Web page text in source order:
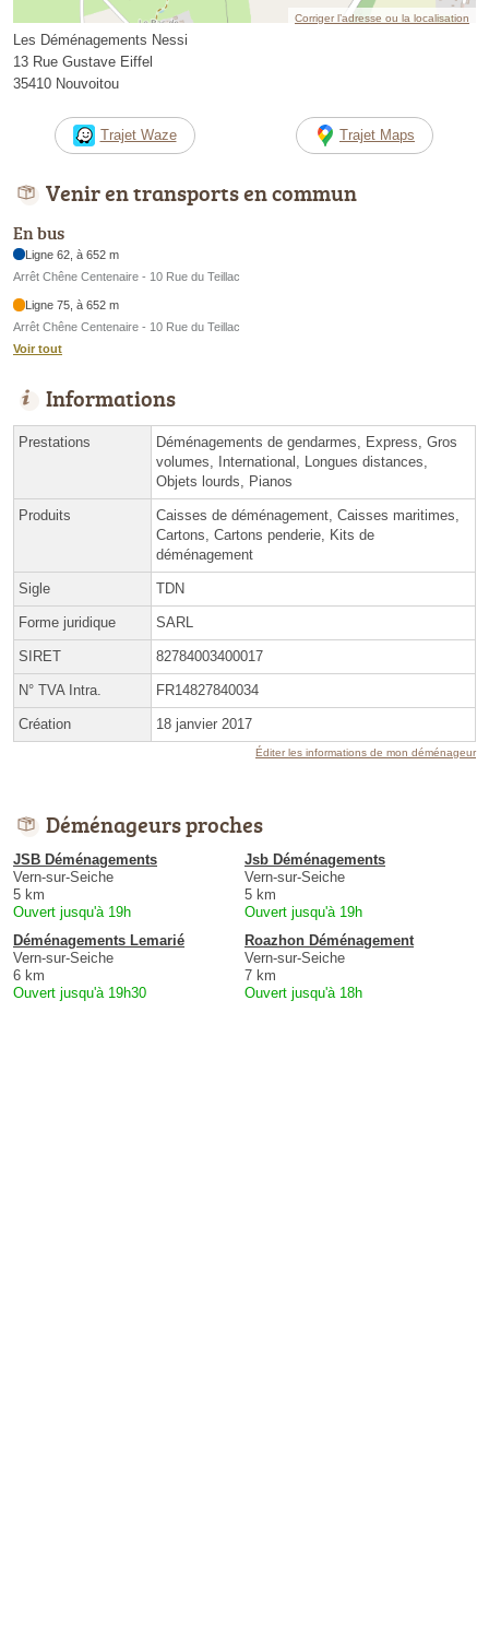
Corriger l’adresse ou la localisation
Les Déménagements Nessi
13 Rue Gustave Eiffel
35410 Nouvoitou
Trajet Waze Trajet Maps
Venir en transports en commun
En bus
Ligne 62, à 652 m
Arrêt Chêne Centenaire - 10 Rue du Teillac
Ligne 75, à 652 m
Arrêt Chêne Centenaire - 10 Rue du Teillac
Voir tout
Informations
Prestations
Déménagements de gendarmes, Express, Gros
volumes, International, Longues distances,
Objets lourds, Pianos
Produits
Caisses de déménagement, Caisses maritimes,
Cartons, Cartons penderie, Kits de
déménagement
Sigle TDN
Forme juridique SARL
SIRET 82784003400017
N° TVA Intra. FR14827840034
Création 18 janvier 2017
Éditer les informations de mon déménageur
Déménageurs proches
JSB Déménagements
Vern-sur-Seiche
5 km
Ouvert jusqu'à 19h
Jsb Déménagements
Vern-sur-Seiche
5 km
Ouvert jusqu'à 19h
Déménagements Lemarié
Vern-sur-Seiche
6 km
Ouvert jusqu'à 19h30
Roazhon Déménagement
Vern-sur-Seiche
7 km
Ouvert jusqu'à 18h